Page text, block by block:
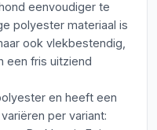
eenvoudiger te
polyester materiaal is
ook vlekbestendig,
een fris uitziend
en heeft een
per variant: